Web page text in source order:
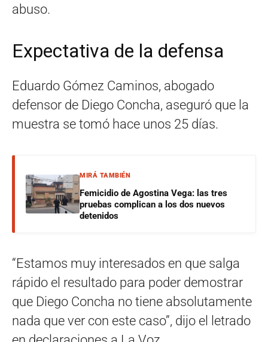
abuso.
Expectativa de la defensa
Eduardo Gómez Caminos, abogado
defensor de Diego Concha, aseguró que la
muestra se tomó hace unos 25 días.
MIRÁ TAMBIÉN
Femicidio de Agostina Vega: las tres
pruebas complican a los dos nuevos
detenidos
“Estamos muy interesados en que salga
rápido el resultado para poder demostrar
que Diego Concha no tiene absolutamente
nada que ver con este caso”, dijo el letrado